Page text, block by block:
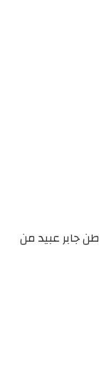
جابر عبيد من